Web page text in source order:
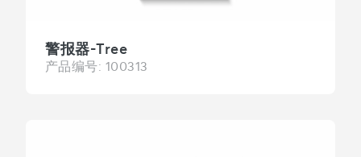
警报器-Tree
产品编号: 100313